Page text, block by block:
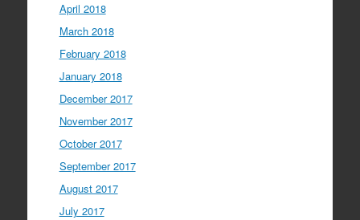
April 2018
March 2018
February 2018
January 2018
December 2017
November 2017
October 2017
September 2017
August 2017
July 2017